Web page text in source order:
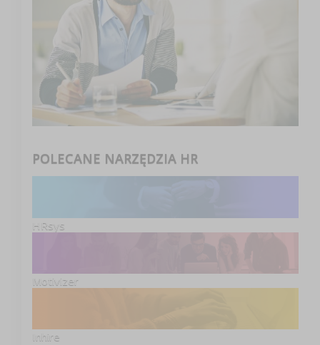
POLECANE NARZĘDZIA HR
HRsys
Motivizer
Inhire